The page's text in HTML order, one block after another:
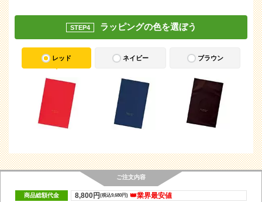
STEP4 ラッピングの色を選ぼう
レッド ネイビー ブラウン
ご注文内容
商品総額代金 👑業界最安値
8,800円(税込9,680円)